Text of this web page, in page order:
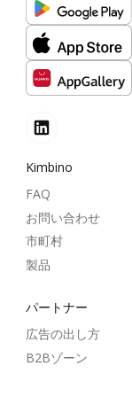
Kimbino
FAQ
お問い合わせ
市町村
製品
パートナー
広告の出し方
B2Bゾーン